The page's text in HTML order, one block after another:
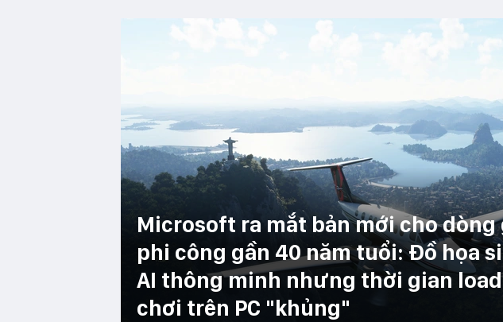
Microsoft ra mắt bản mới cho dòng
phi công gần 40 năm tuổi: Đồ họa
AI thông minh nhưng thời gian
chơi trên PC "khủng"